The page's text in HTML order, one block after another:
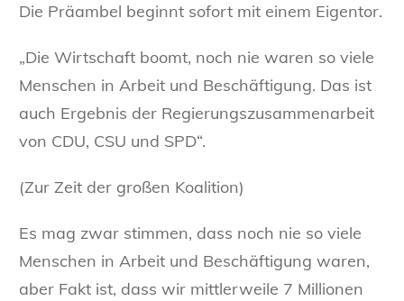
Die Präambel beginnt sofort mit einem Eigentor.
„Die Wirtschaft boomt, noch nie waren so viele
Menschen in Arbeit und Beschäftigung. Das ist
auch Ergebnis der Regierungszusammenarbeit
von CDU, CSU und SPD“.
(Zur Zeit der großen Koalition)
Es mag zwar stimmen, dass noch nie so viele
Menschen in Arbeit und Beschäftigung waren,
aber Fakt ist, dass wir mittlerweile 7 Millionen